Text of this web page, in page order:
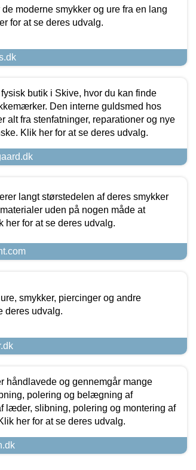
moderne smykker og ure fra en lang
for at se deres udvalg.
butik i Skive, hvor du kan finde
Den interne guldsmed hos
alt fra stenfatninger, reparationer og nye
Klik her for at se deres udvalg.
langt størstedelen af deres smykker
uden på nogen måde at
her for at se deres udvalg.
smykker, piercinger og andre
deres udvalg.
håndlavede og gennemgår mange
polering og belægning af
læder, slibning, polering og montering af
her for at se deres udvalg.